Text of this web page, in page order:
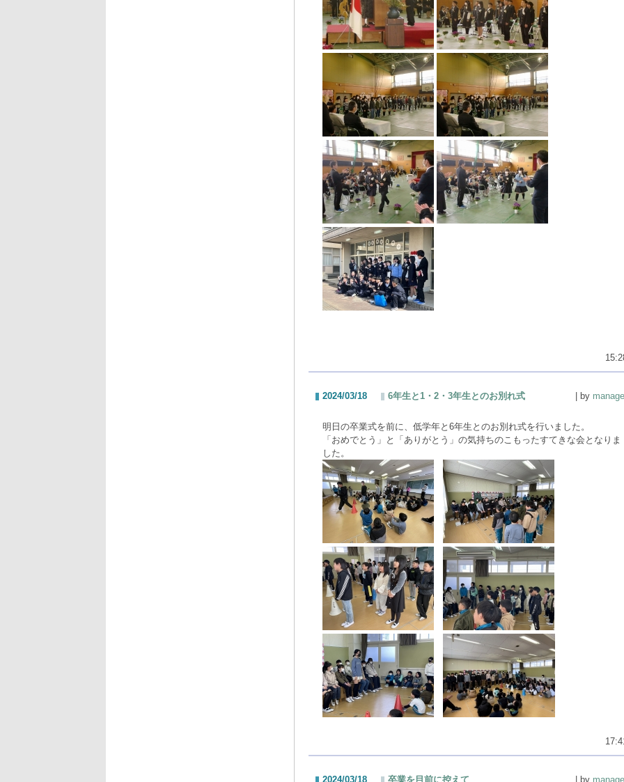
2024/03/18 6年生と1・2・3年生とのお別れ式 | by
明日の卒業式を前に、低学年と6年生とのお別れ式を行いました。
「おめでとう」と「ありがとう」の気持ちのこもったすてきな会となりま
した。
2024/03/18 卒業を目前に控えて | by